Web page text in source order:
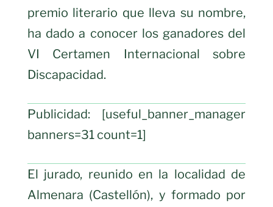
premio literario que lleva su nombre,
ha dado a conocer los ganadores del
VI Certamen Internacional sobre
Discapacidad.
Publicidad: [useful_banner_manager
banners=31 count=1]
El jurado, reunido en la localidad de
Almenara (Castellón), y formado por